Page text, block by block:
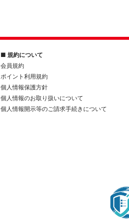
■ 規約について
会員規約
ポイント利用規約
個人情報保護方針
個人情報のお取り扱いについて
個人情報開示等のご請求手続きについて